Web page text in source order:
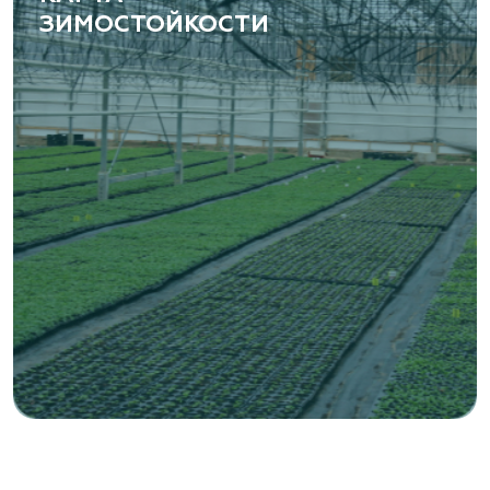
«ВЕНЕВ» питомник растений
Тульская область, Венёвский р-н, село
Борщевое, улица Лесная, д. 13
8 963 224 87 99
https://www.venev1.ru/
«ВЕНЕВ» питомник растений
Тульская область, Венёвский р-н, село
Борщевое, улица Лесная, д. 13
8 963 224 87 99
https://www.venev1.ru/
ЗИМОСТОЙКОСТИ